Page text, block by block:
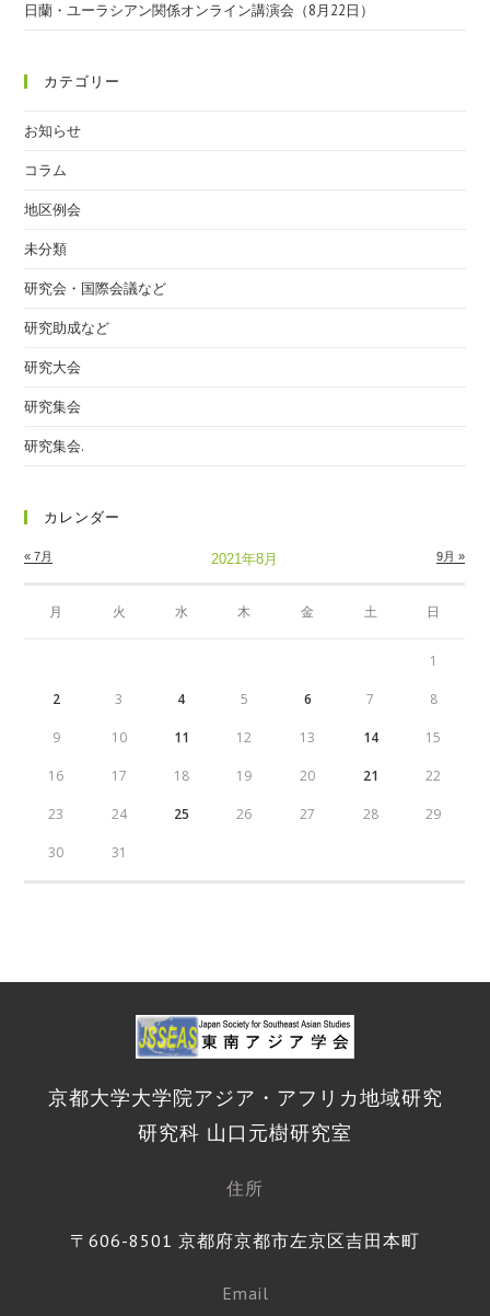
日蘭・ユーラシアン関係オンライン講演会（8月22日）
カテゴリー
お知らせ
コラム
地区例会
未分類
研究会・国際会議など
研究助成など
研究大会
研究集会
研究集会.
カレンダー
2021年8月
月 火 水 木 金 土 日
« 7月 9月 »
1
2 3 4 5 6 7 8
9 10 11 12 13 14 15
16 17 18 19 20 21 22
23 24 25 26 27 28 29
30 31
京都大学大学院アジア・アフリカ地域研究
研究科 山口元樹研究室
住所
〒606-8501 京都府京都市左京区吉田本町
Email